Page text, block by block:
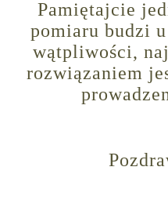
Pamiętajcie
pomiaru budzi
wątpliwości,
rozwiązaniem